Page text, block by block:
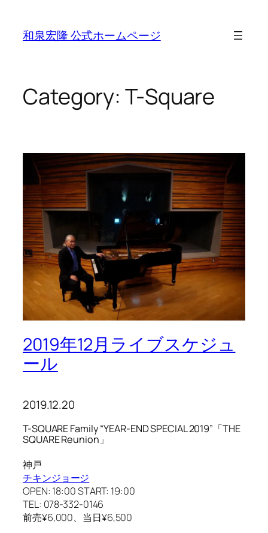
content
和泉宏隆 公式ホームページ
Category: T-Square
2019年12月ライブスケジュ
ール
2019.12.20
T-SQUARE Family “YEAR-END SPECIAL 2019”「THE
SQUARE Reunion」
神戸
チキンジョージ
OPEN: 18:00 START: 19:00
TEL: 078-332-0146
前売¥6,000、当日¥6,500